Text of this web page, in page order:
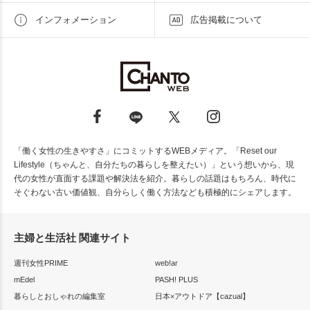
インフォメーション 広告掲載について
「働く女性の生きやすさ」にコミットするWEBメディア。「Reset our
Lifestyle（ちゃんと、自分たちの暮らしを整えたい）」という想いから、現
代の女性が直面する課題や解決法を紹介。暮らしの話題はもちろん、時代に
そぐわない古い価値観、自分らしく働く方法なども積極的にシェアします。
主婦と生活社 関連サイト
週刊女性PRIME
web!ar
mEdel
PASH! PLUS
暮らしとおしゃれの編集室
日本×アウトドア【cazual】